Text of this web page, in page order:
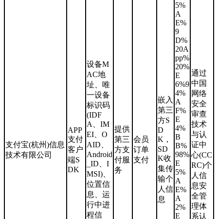
支付宝(杭州)信息
技术有限公司
APP
支付
客户
端S
DK
设备M
AC地
址、唯
一设备
标识码
(IDF
A、IM
EI、O
AID、
Android
_ID、I
MSI)、
位置信
息、运
行中进
程信
提供
第三
方支
付服
务
会员
订单
支付
嵌入
第三
方S
D
K，
SD
K收
集传
输个
人信
息
5%
A
E%
9
D%
20A
pp%
20%
E
6%9
4%
A
F%
E
4%
B
B%
98%
E
5%
A
E%
A
2%
E
通过
中国
网络
安全
审查
技术
与认
证中
心(CC
RC)个
人信
息安
全管
理体
系认